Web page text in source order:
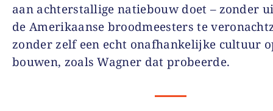
aan achterstallige natiebouw doet – zonder
de Amerikaanse broodmeesters te
zonder zelf een echt onafhankelijke cultuur
bouwen, zoals Wagner dat probeerde.